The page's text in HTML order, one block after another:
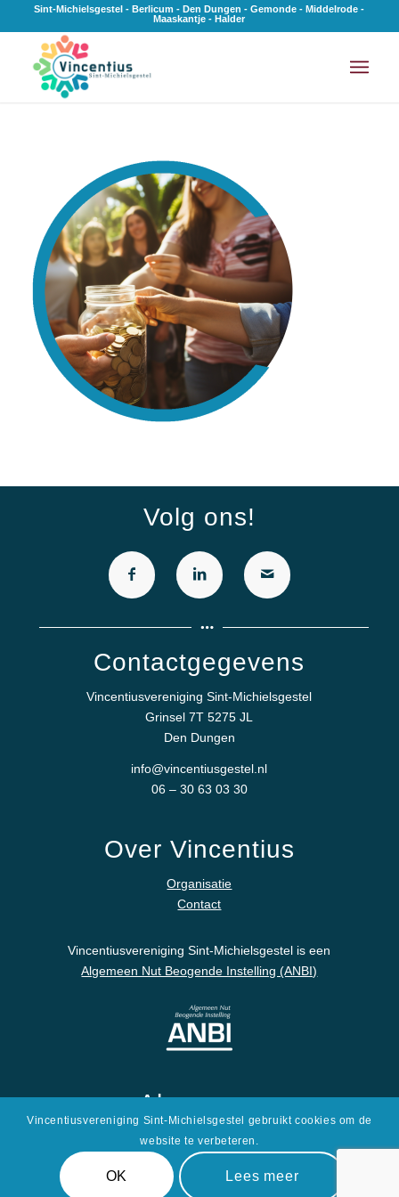
Sint-Michielsgestel - Berlicum - Den Dungen - Gemonde - Middelrode -
Maaskantje - Halder
Volg ons!
Contactgegevens
Vincentiusvereniging Sint-Michielsgestel
Grinsel 7T 5275 JL
Den Dungen
info@vincentiusgestel.nl
06 – 30 63 03 30
Over Vincentius
Organisatie
Contact
Vincentiusvereniging Sint-Michielsgestel is een
Algemeen Nut Beogende Instelling (ANBI)
Algemeen
Disclaimer
Privacyverklaring
Vincentiusvereniging Sint-Michielsgestel gebruikt cookies om de
website te verbeteren.
OK Lees meer